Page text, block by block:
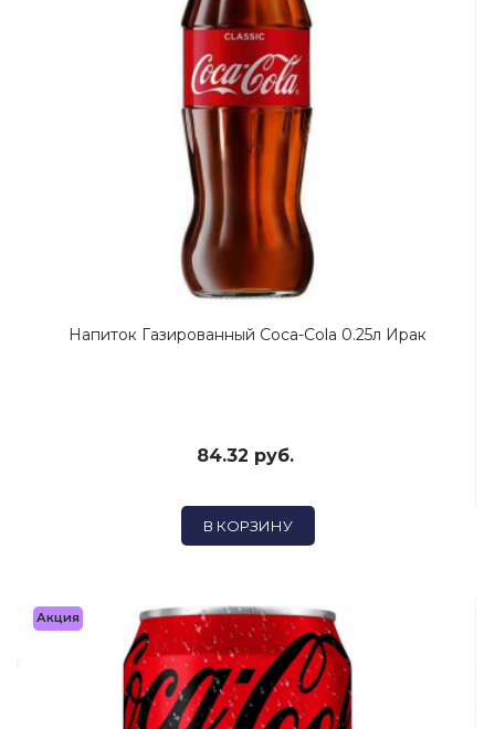
Напиток Газированный Coca-Cola 0.25л Ирак
84.32 руб.
В КОРЗИНУ
Акция